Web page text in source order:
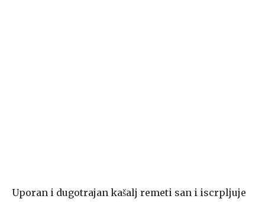
Uporan i dugotrajan kašalj remeti san i iscrpljuje